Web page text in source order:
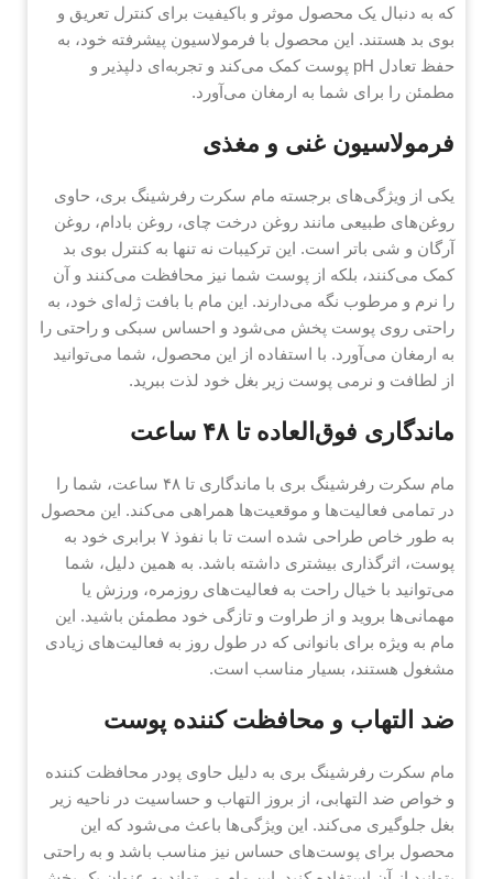
که به دنبال یک محصول موثر و باکیفیت برای کنترل تعریق و
بوی بد هستند. این محصول با فرمولاسیون پیشرفته خود، به
حفظ تعادل pH پوست کمک می‌کند و تجربه‌ای دلپذیر و
مطمئن را برای شما به ارمغان می‌آورد.
فرمولاسیون غنی و مغذی
یکی از ویژگی‌های برجسته مام سکرت رفرشینگ بری، حاوی
روغن‌های طبیعی مانند روغن درخت چای، روغن بادام، روغن
آرگان و شی باتر است. این ترکیبات نه تنها به کنترل بوی بد
کمک می‌کنند، بلکه از پوست شما نیز محافظت می‌کنند و آن
را نرم و مرطوب نگه می‌دارند. این مام با بافت ژله‌ای خود، به
راحتی روی پوست پخش می‌شود و احساس سبکی و راحتی را
به ارمغان می‌آورد. با استفاده از این محصول، شما می‌توانید
از لطافت و نرمی پوست زیر بغل خود لذت ببرید.
ماندگاری فوق‌العاده تا ۴۸ ساعت
مام سکرت رفرشینگ بری با ماندگاری تا ۴۸ ساعت، شما را
در تمامی فعالیت‌ها و موقعیت‌ها همراهی می‌کند. این محصول
به طور خاص طراحی شده است تا با نفوذ ۷ برابری خود به
پوست، اثرگذاری بیشتری داشته باشد. به همین دلیل، شما
می‌توانید با خیال راحت به فعالیت‌های روزمره، ورزش یا
مهمانی‌ها بروید و از طراوت و تازگی خود مطمئن باشید. این
مام به ویژه برای بانوانی که در طول روز به فعالیت‌های زیادی
مشغول هستند، بسیار مناسب است.
ضد التهاب و محافظت کننده پوست
مام سکرت رفرشینگ بری به دلیل حاوی پودر محافظت کننده
و خواص ضد التهابی، از بروز التهاب و حساسیت در ناحیه زیر
بغل جلوگیری می‌کند. این ویژگی‌ها باعث می‌شود که این
محصول برای پوست‌های حساس نیز مناسب باشد و به راحتی